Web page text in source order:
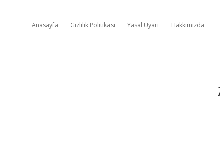
Anasayfa Gizlilik Politikası Yasal Uyarı Hakkımızda